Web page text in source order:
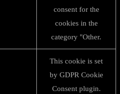
consent for the
cookies in the
category "Other.
This cookie is set
by GDPR Cookie
Consent plugin.